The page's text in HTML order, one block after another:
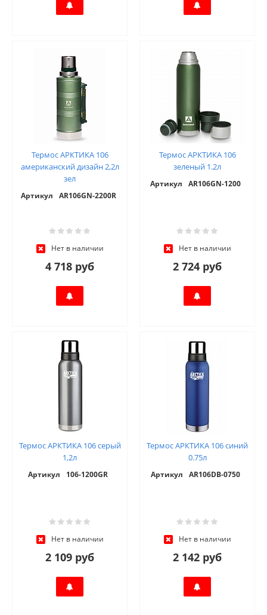
Термос АРКТИКА 106
американский дизайн 2,2л
зел
Артикул AR106GN-2200R
Нет в наличии
4 718 руб
Термос АРКТИКА 106
зеленый 1.2л
Артикул AR106GN-1200
Нет в наличии
2 724 руб
Термос АРКТИКА 106 серый
1,2л
Артикул 106-1200GR
Нет в наличии
2 109 руб
Термос АРКТИКА 106 синий
0.75л
Артикул AR106DB-0750
Нет в наличии
2 142 руб